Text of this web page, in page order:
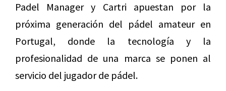
Padel Manager y Cartri apuestan por la
próxima generación del pádel amateur en
Portugal, donde la tecnología y la
profesionalidad de una marca se ponen al
servicio del jugador de pádel.